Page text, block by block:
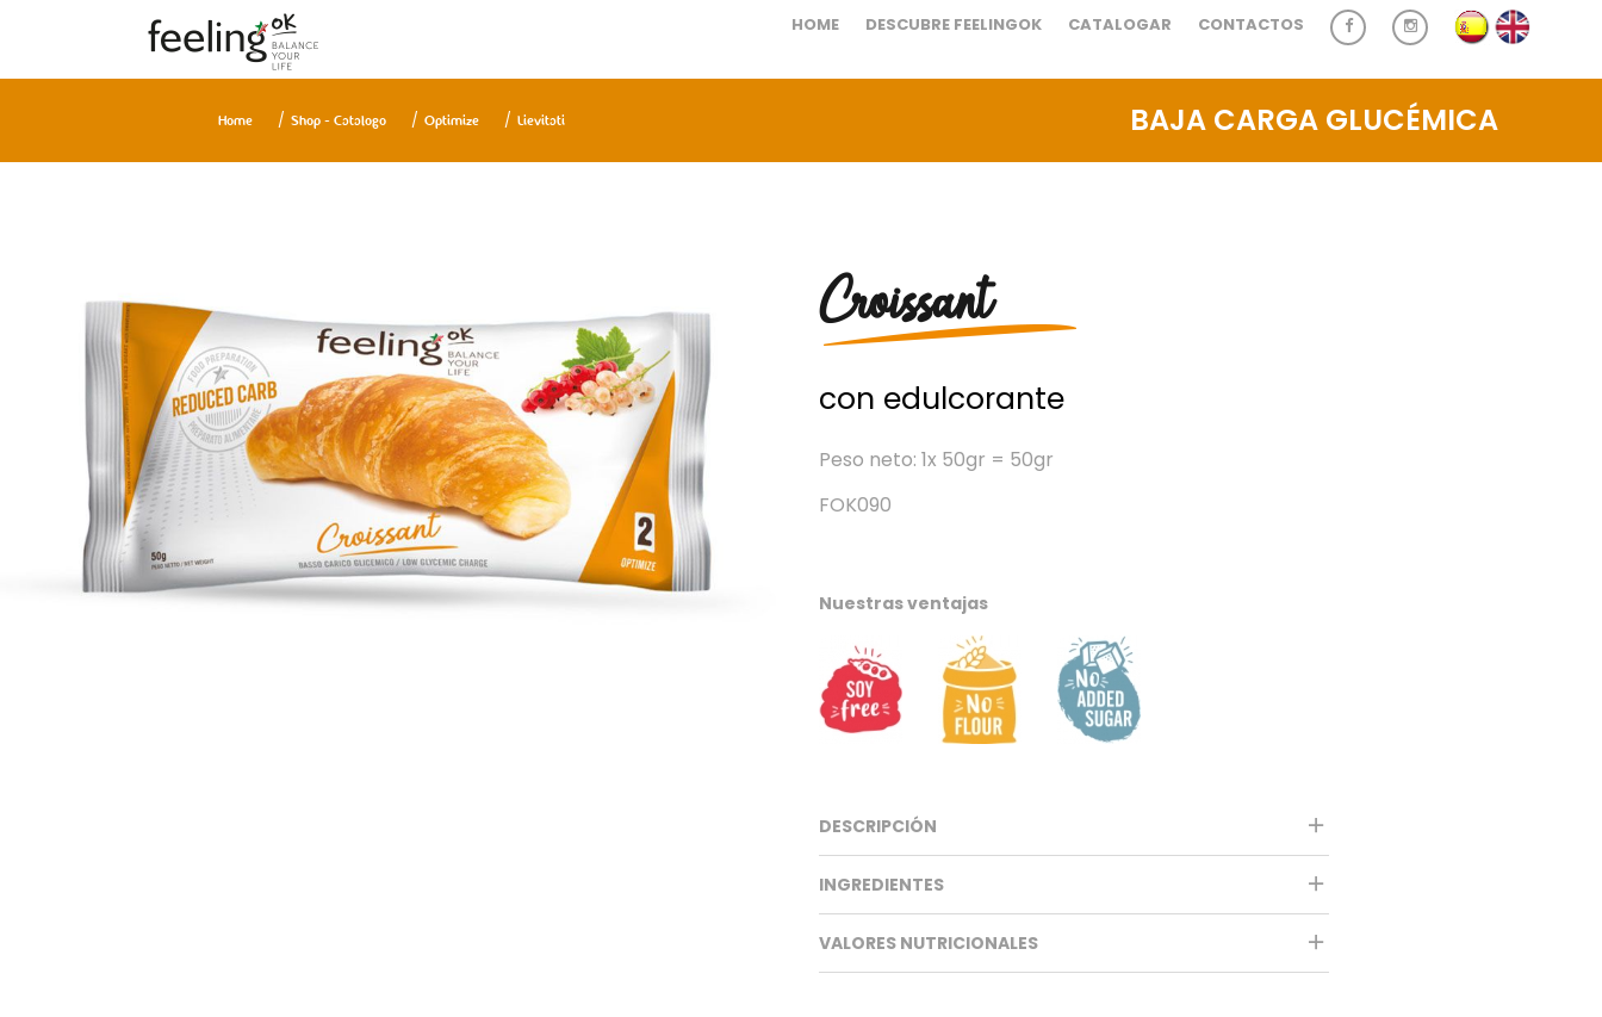
HOME DESCUBRE FEELINGOK CATALOGAR CONTACTOS
Home Shop - Catalogo Optimize Lievitati BAJA CARGA GLUCÉMICA
Croissant
con edulcorante
Peso neto: 1x 50gr = 50gr
FOK090
Nuestras ventajas
DESCRIPCIÓN
INGREDIENTES
VALORES NUTRICIONALES